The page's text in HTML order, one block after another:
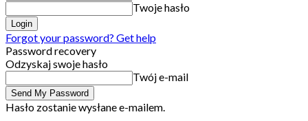
Twoje hasło
Forgot your password? Get help
Password recovery
Odzyskaj swoje hasło
Twój e-mail
Hasło zostanie wysłane e-mailem.